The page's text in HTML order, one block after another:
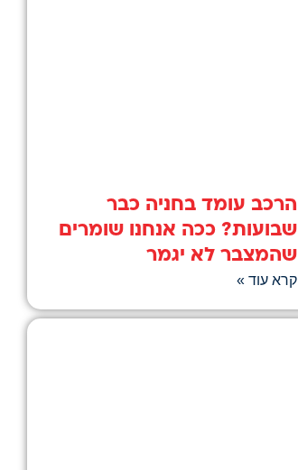
הרכב עומד בחניה כבר
שבועות? ככה אנחנו שומרים
שהמצבר לא יגמר
קרא עוד »